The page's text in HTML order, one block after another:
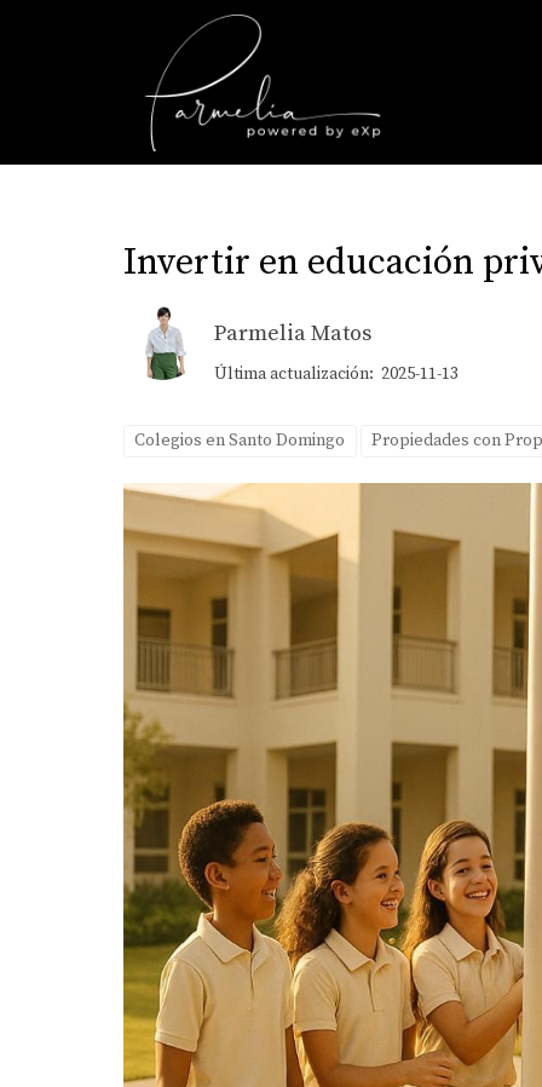
Invertir en educación
Parmelia Matos
Última actualización: 2025-11-13
Colegios en Santo Domingo Propiedades con